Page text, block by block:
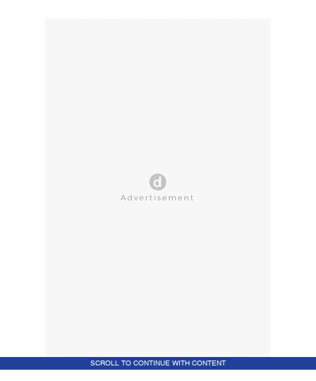
SCROLL TO CONTINUE WITH CONTENT